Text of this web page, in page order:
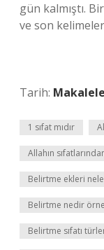
gün kalmıştı.
ve son
Tarih:
1 sıfat mıdır
Allahın
Belirtme ekleri
Belirtme nedir
Belirtme sıfatı